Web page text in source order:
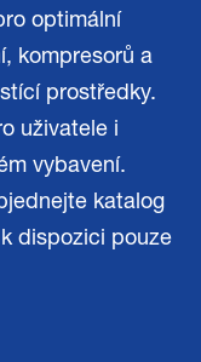
optimální
kompresorů a
prostředky.
uživatele i
vybavení.
katalog
dispozici pouze